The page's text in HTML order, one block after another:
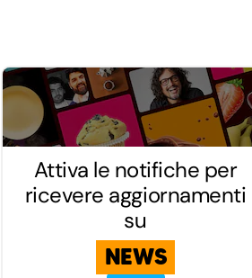
Attiva le notifiche per
ricevere aggiornamenti
su
NEWS